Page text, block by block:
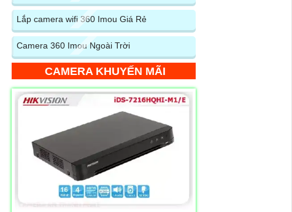
Lắp camera wifi 360 Imou Giá Rẻ
Camera 360 Imou Ngoài Trời
CAMERA KHUYẾN MÃI